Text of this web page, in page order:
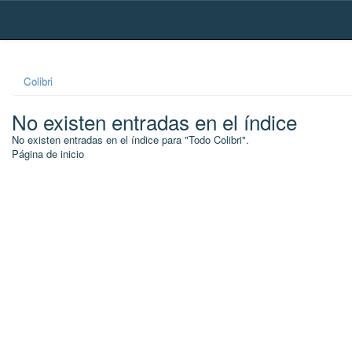
Skip
Colibri
No existen entradas en el índice
No existen entradas en el índice para "Todo Colibri".
Página de inicio